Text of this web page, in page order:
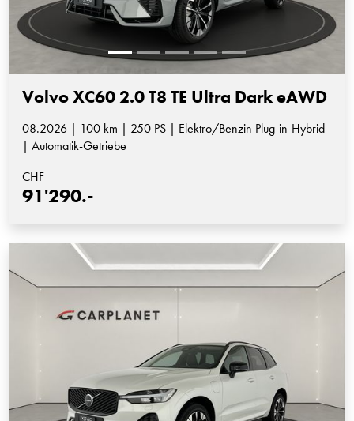
Volvo XC60 2.0 T8 TE Ultra Dark eAWD
08.2026 | 100 km | 250 PS | Elektro/Benzin Plug-in-Hybrid
| Automatik-Getriebe
CHF
91'290.-